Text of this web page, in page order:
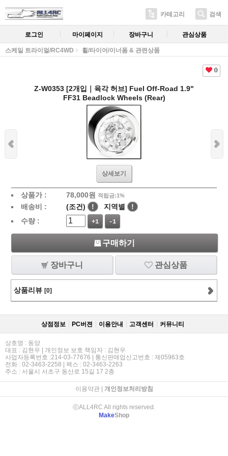
카테고리 검색
로그인 마이페이지 장바구니 관심상품
스케일 트라이얼/RC4WD 휠/타이어/이너폼 & 관련상품
0
Z-W0353 [2개입｜육각 허브] Fuel Off-Road 1.9"
FF31 Beadlock Wheels (Rear)
상세보기
상품가 : 78,000원 적립금:1%
배송비 : (조건) ! 지역별
!
수량 :
+1 -1
구매하기
장바구니 관심상품
상품리뷰 [0]
상점정보 PC버젼 이용안내 고객센터 커뮤니티
상호명 : 동양
대표 : 김현우 | 개인정보 보호 책임자 : 김현우
사업자등록번호 :214-03-77676 | 통신판매업신고번호 : 제05963호
전화 : 02-3463-2258 | 팩스 : 02-3463-2263
주소 : 서울시 서초구 동산로 15길 17 2층
이용약관| 개인정보처리방침
ⓒALL4RC All rights reserved.
MakeShop